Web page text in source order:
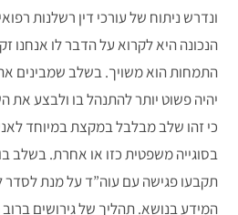
ונדרש ניתוח של עורכי דין רשלנות
הנכונה היא לקרוא על הדבר לו אנחנו
התמחות הוא משויך. בשלב שמבינים
יהיה פשוט יותר להתנהל בו ולבצע את
כי זהו שלב מבלבל במקצת במיוחד
בסוגייה משפטית כזו או אחרת. בשלב
תקבעו פגישה עם עוה”ד על מנת
המידע בנושא. תהליך של גירושים